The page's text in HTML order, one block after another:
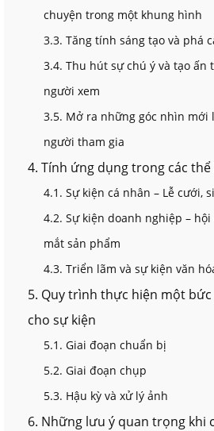
chuyện trong một khung hình
3.3. Tăng tính sáng tạo và phá
3.4. Thu hút sự chú ý và tạo ấn
người xem
3.5. Mở ra những góc nhìn mới
người tham gia
4. Tính ứng dụng trong các
4.1. Sự kiện cá nhân – Lễ cưới,
4.2. Sự kiện doanh nghiệp –
mắt sản phẩm
4.3. Triển lãm và sự kiện văn
5. Quy trình thực hiện một
cho sự kiện
5.1. Giai đoạn chuẩn bị
5.2. Giai đoạn chụp
5.3. Hậu kỳ và xử lý ảnh
6. Những lưu ý quan trọng khi